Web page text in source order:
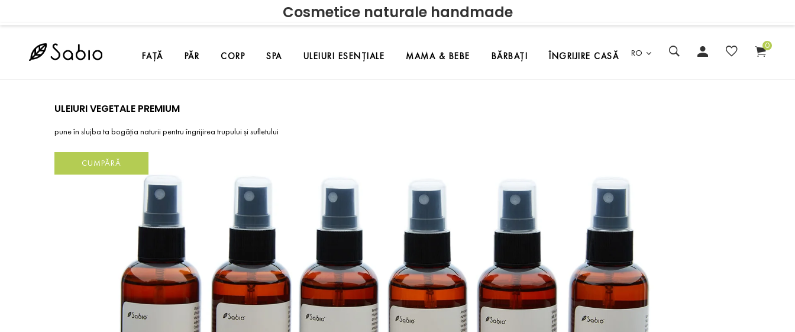
Cosmetice naturale handmade
FAȚĂ PĂR CORP SPA ULEIURI ESENȚIALE MAMA & BEBE BĂRBAȚI ÎNGRIJIRE CASĂ RO
0
ULEIURI VEGETALE PREMIUM
pune în slujba ta bogăția naturii pentru îngrijirea trupului și sufletului
CUMPĂRĂ